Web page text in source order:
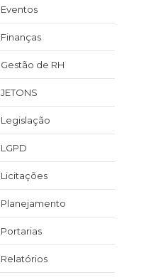
Eventos
Finanças
Gestão de RH
JETONS
Legislação
LGPD
Licitações
Planejamento
Portarias
Relatórios